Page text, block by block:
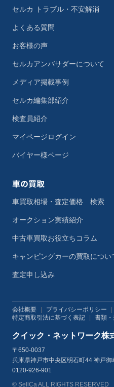
セルカ トラブル・不安解消
よくある質問
お客様の声
セルカアンバサダーについて
メディア掲載事例
セルカ編集部紹介
検査員紹介
マイページログイン
バイヤー様ページ
車の買取
車買取相場・査定価格 検索
オークション実績紹介
中古車買取お役立ちコラム
キャンピングカーの買取につい
査定申し込み
会社概要 プライバシーポリシー
特定商取引法に基づく表記
書類
クイック・ネットワーク株
〒650-0037
兵庫県神戸市中央区明石町44 神戸御
0120-926-901
© SellCa ALL RIGHTS RESERVED